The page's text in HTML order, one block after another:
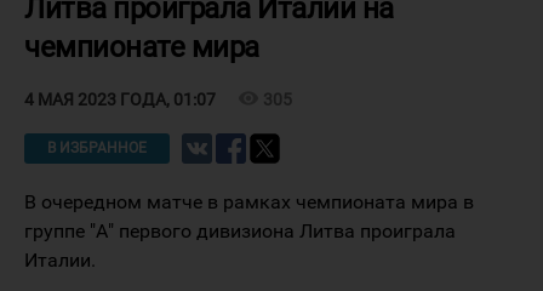
Литва проиграла Италии на
чемпионате мира
4 МАЯ 2023 ГОДА, 01:07 305
В ИЗБРАННОЕ
В очередном матче в рамках чемпионата мира в
группе "А" первого дивизиона Литва проиграла
Италии.